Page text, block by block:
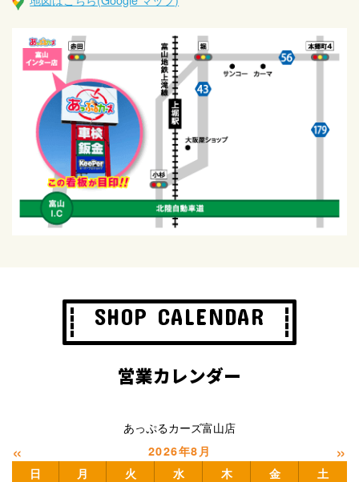
SHOP CALENDAR
営業カレンダー
あっぷるカーズ富山店
« 2026年8月 »
日 月 火 水 木 金 土